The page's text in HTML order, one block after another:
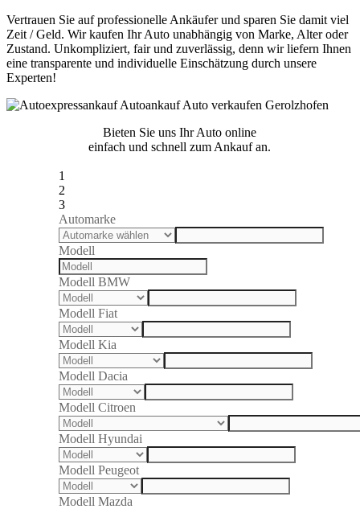
Vertrauen Sie auf professionelle Ankäufer und sparen Sie damit viel
Zeit / Geld. Wir kaufen Ihr Auto unabhängig von Marke, Alter oder
Zustand. Unkompliziert, fair und zuverlässig, denn wir liefern Ihnen
eine transparente und individuelle Einschätzung durch unsere
Experten!
Bieten Sie uns Ihr Auto online
einfach und schnell zum Ankauf an.
1
2
3
Automarke
Modell
Modell BMW
Modell Fiat
Modell Kia
Modell Dacia
Modell Citroen
Modell Hyundai
Modell Peugeot
Modell Mazda